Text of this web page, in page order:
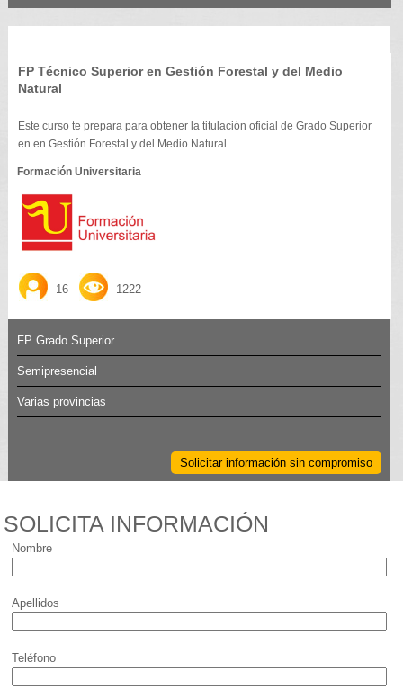
FP Técnico Superior en Gestión Forestal y del Medio
Natural
Este curso te prepara para obtener la titulación oficial de Grado Superior
en en Gestión Forestal y del Medio Natural.
Formación Universitaria
16 1222
FP Grado Superior
Semipresencial
Varias provincias
Solicitar información sin compromiso
SOLICITA INFORMACIÓN
Nombre
Apellidos
Teléfono